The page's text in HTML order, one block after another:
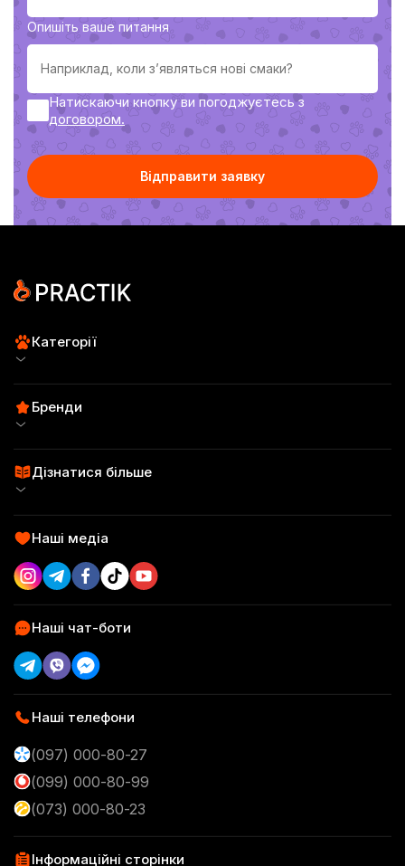
Опишіть ваше питання
Натискаючи кнопку ви погоджуєтесь з
договoром.
Відправити заявку
Категорії
Для котів
Пробні набори
SuperFood
Смаколики
Аксесуари
Брендоване печиво
Бренди
Practik Fresh
Practik Simple
Practik Daily
Practik Superfood
Practik Смаколик
Practik Original
Дізнатися більше
Блог
Контакти
Доставка та оплата
Наші медіа
Наші чат-боти
Наші телефони
(097) 000-80-27
(099) 000-80-99
(073) 000-80-23
Інформаційні сторінки